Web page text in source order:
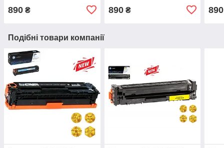
890 ₴ 890₴ 890
Подібні товари компанії